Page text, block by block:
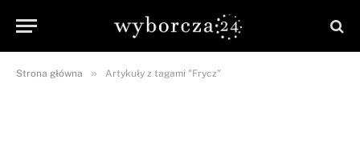
Strona główna » Artykuły z tagami "Frycz"